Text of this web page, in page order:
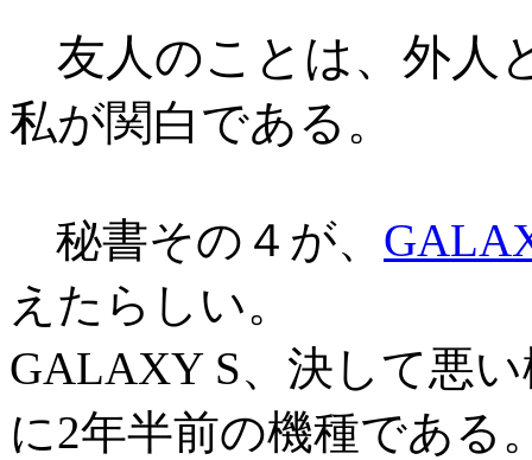
友人のことは、外人
私が関白である 。
秘書その４が、
えたらしい。
GALAXY S、決して悪
に2年半前の機種である